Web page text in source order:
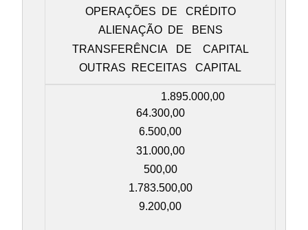
OPERAÇÕES DE CRÉDITO
ALIENAÇÃO DE BENS
TRANSFERÊNCIA DE CAPITAL
OUTRAS RECEITAS CAPITAL
1.895.000,00
64.300,00
6.500,00
31.000,00
500,00
1.783.500,00
9.200,00